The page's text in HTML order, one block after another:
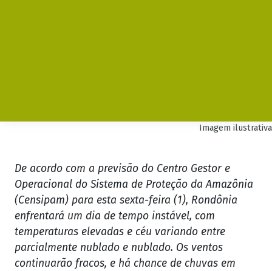
Imagem ilustrativa
De acordo com a previsão do Centro Gestor e
Operacional do Sistema de Proteção da Amazônia
(Censipam) para esta sexta-feira (1), Rondônia
enfrentará um dia de tempo instável, com
temperaturas elevadas e céu variando entre
parcialmente nublado e nublado. Os ventos
continuarão fracos, e há chance de chuvas em